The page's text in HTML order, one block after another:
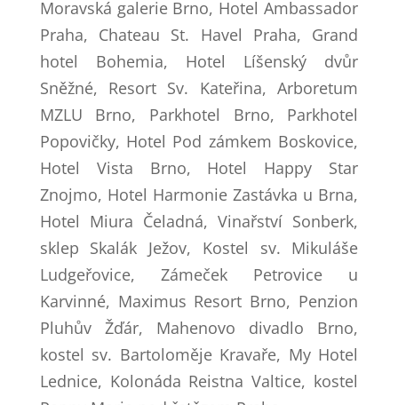
Moravská galerie Brno, Hotel Ambassador
Praha, Chateau St. Havel Praha, Grand
hotel Bohemia, Hotel Líšenský dvůr
Sněžné, Resort Sv. Kateřina, Arboretum
MZLU Brno, Parkhotel Brno, Parkhotel
Popovičky, Hotel Pod zámkem Boskovice,
Hotel Vista Brno, Hotel Happy Star
Znojmo, Hotel Harmonie Zastávka u Brna,
Hotel Miura Čeladná, Vinařství Sonberk,
sklep Skalák Ježov, Kostel sv. Mikuláše
Ludgeřovice, Zámeček Petrovice u
Karvinné, Maximus Resort Brno, Penzion
Pluhův Žďár, Mahenovo divadlo Brno,
kostel sv. Bartoloměje Kravaře, My Hotel
Lednice, Kolonáda Reistna Valtice, kostel